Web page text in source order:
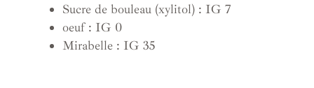
Sucre de bouleau (xylitol) : IG 7
oeuf : IG 0
Mirabelle : IG 35